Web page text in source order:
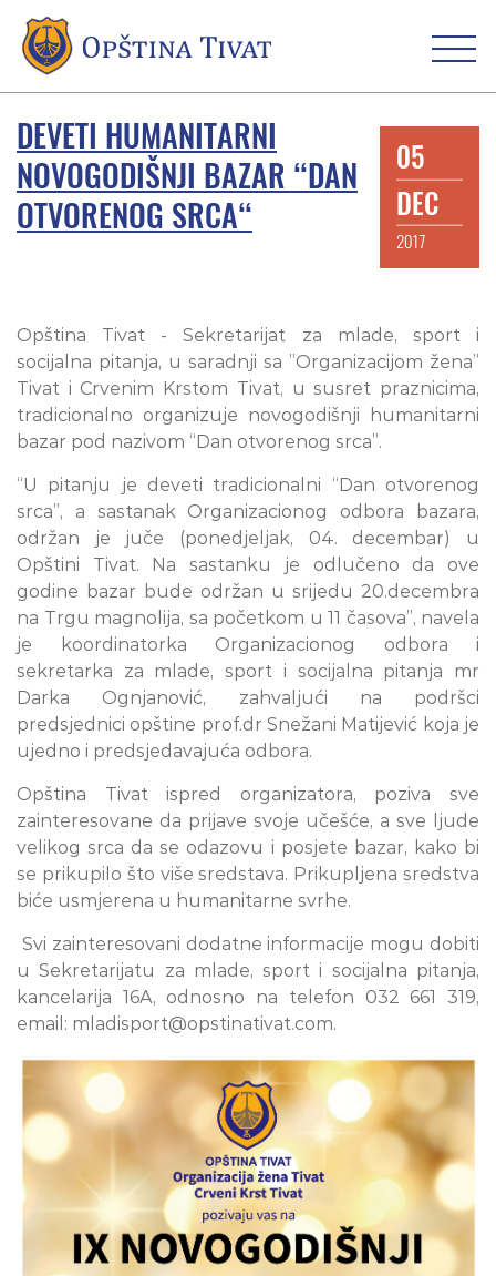
DEVETI HUMANITARNI
NOVOGODIŠNJI BAZAR “DAN
OTVORENOG SRCA“
05
DEC
2017
Opština Tivat - Sekretarijat za mlade, sport i
socijalna pitanja, u saradnji sa ”Organizacijom žena”
Tivat i Crvenim Krstom Tivat, u susret praznicima,
tradicionalno organizuje novogodišnji humanitarni
bazar pod nazivom “Dan otvorenog srca”.
“U pitanju je deveti tradicionalni “Dan otvorenog
srca”, a sastanak Organizacionog odbora bazara,
održan je juče (ponedjeljak, 04. decembar) u
Opštini Tivat. Na sastanku je odlučeno da ove
godine bazar bude održan u srijedu 20.decembra
na Trgu magnolija, sa početkom u 11 časova”, navela
je koordinatorka Organizacionog odbora i
sekretarka za mlade, sport i socijalna pitanja mr
Darka Ognjanović, zahvaljući na podršci
predsjednici opštine prof.dr Snežani Matijević koja je
ujedno i predsjedavajuća odbora.
Opština Tivat ispred organizatora, poziva sve
zainteresovane da prijave svoje učešće, a sve ljude
velikog srca da se odazovu i posjete bazar, kako bi
se prikupilo što više sredstava. Prikupljena sredstva
biće usmjerena u humanitarne svrhe.
Svi zainteresovani dodatne informacije mogu dobiti
u Sekretarijatu za mlade, sport i socijalna pitanja,
kancelarija 16A, odnosno na telefon 032 661 319,
email: mladisport@opstinativat.com.